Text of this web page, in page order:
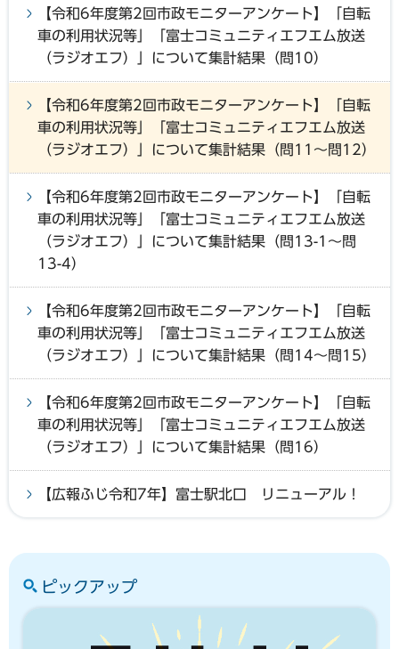
【令和6年度第2回市政モニターアンケート】「自転
車の利用状況等」「富士コミュニティエフエム放送
（ラジオエフ）」について集計結果（問10）
【令和6年度第2回市政モニターアンケート】「自転
車の利用状況等」「富士コミュニティエフエム放送
（ラジオエフ）」について集計結果（問11～問12）
【令和6年度第2回市政モニターアンケート】「自転
車の利用状況等」「富士コミュニティエフエム放送
（ラジオエフ）」について集計結果（問13-1～問
13-4）
【令和6年度第2回市政モニターアンケート】「自転
車の利用状況等」「富士コミュニティエフエム放送
（ラジオエフ）」について集計結果（問14～問15）
【令和6年度第2回市政モニターアンケート】「自転
車の利用状況等」「富士コミュニティエフエム放送
（ラジオエフ）」について集計結果（問16）
【広報ふじ令和7年】富士駅北口 リニューアル！
ピックアップ